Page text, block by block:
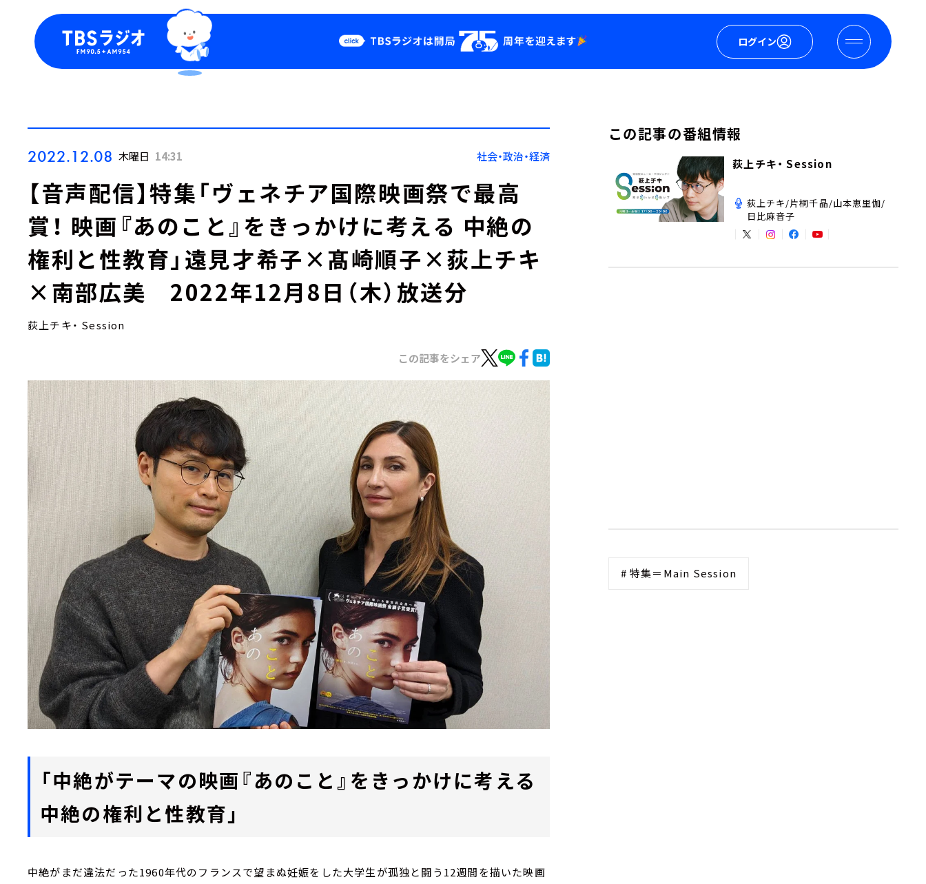
ログイン
Podcast
YouTube
会社情報
2022.12.08 木曜日 14:31 社会・政治・経済
【音声配信】特集「ヴェネチア国際映画祭で最高
賞！ 映画『あのこと』をきっかけに考える 中絶の
権利と性教育」遠見才希子×髙崎順子×荻上チキ
×南部広美 2022年12月8日（木）放送分
荻上チキ・ Session
この記事をシェア
「中絶がテーマの映画『あのこと』をきっかけに考える
中絶の権利と性教育」
中絶がまだ違法だった1960年代のフランスで望まぬ妊娠をした大学生が孤独と闘う12週間を描いた映画
この記事の番組情報
荻上チキ・ Session
荻上チキ/片桐千晶/山本恵里伽/
日比麻音子
# 特集＝Main Session